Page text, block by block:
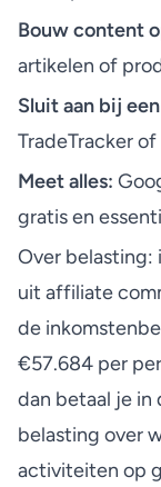
Bouw content
artikelen of
Sluit aan bij
TradeTracker of
Meet alles:
gratis en
Over belasting:
uit affiliate
de
€57.684 per
dan betaal je
belasting over
activiteiten op